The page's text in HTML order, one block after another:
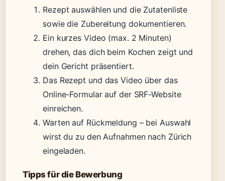
Rezept auswählen und die Zutatenliste
sowie die Zubereitung dokumentieren.
Ein kurzes Video (max. 2 Minuten)
drehen, das dich beim Kochen zeigt und
dein Gericht präsentiert.
Das Rezept und das Video über das
Online-Formular auf der SRF-Website
einreichen.
Warten auf Rückmeldung – bei Auswahl
wirst du zu den Aufnahmen nach Zürich
eingeladen.
Tipps für die Bewerbung